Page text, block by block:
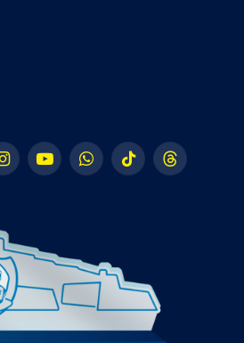
InstagramYouTubeWhatsAppTikTokThreads